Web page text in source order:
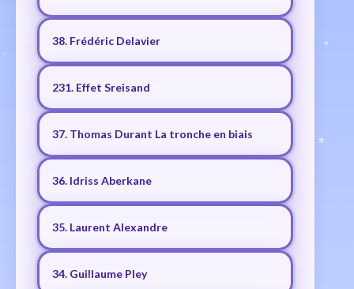
38. Frédéric Delavier
231. Effet Sreisand
37. Thomas Durant La tronche en biais
36. Idriss Aberkane
35. Laurent Alexandre
34. Guillaume Pley